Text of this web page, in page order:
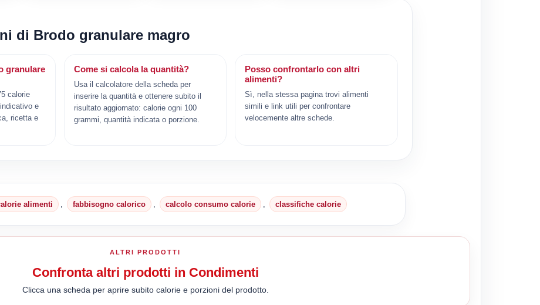
di Brodo granulare magro
granulare
calorie
e
ricetta e
Come si calcola la quantità?
Usa il calcolatore della scheda per
inserire la quantità e ottenere subito il
risultato aggiornato: calorie ogni 100
grammi, quantità indicata o porzione.
Posso confrontarlo con altri
alimenti?
Sì, nella stessa pagina trovi alimenti
simili e link utili per confrontare
velocemente altre schede.
alimenti fabbisogno calorico calcolo consumo calorie classifiche calorie
ALTRI PRODOTTI
Confronta altri prodotti in Condimenti
Clicca una scheda per aprire subito calorie e porzioni del prodotto.